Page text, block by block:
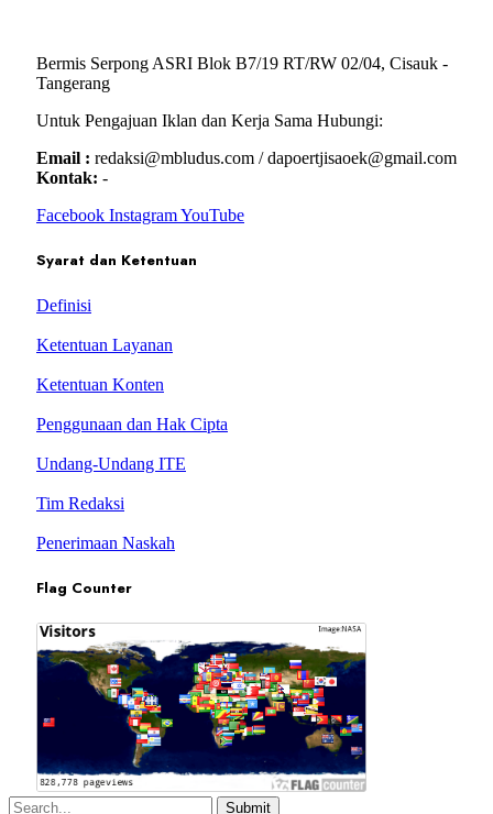
Bermis Serpong ASRI Blok B7/19 RT/RW 02/04, Cisauk -
Tangerang
Untuk Pengajuan Iklan dan Kerja Sama Hubungi:
Email : redaksi@mbludus.com / dapoertjisaoek@gmail.com
Kontak: -
Facebook InstagramYouTube
Syarat dan Ketentuan
Definisi
Ketentuan Layanan
Ketentuan Konten
Penggunaan dan Hak Cipta
Undang-Undang ITE
Tim Redaksi
Penerimaan Naskah
Flag Counter
Submit